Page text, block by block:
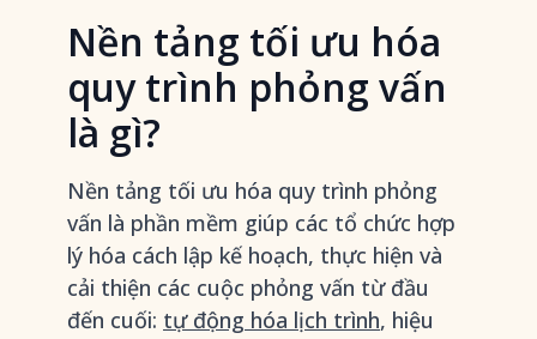
Nền tảng tối ưu hóa
quy trình phỏng vấn
là gì?
Nền tảng tối ưu hóa quy trình phỏng
vấn là phần mềm giúp các tổ chức hợp
lý hóa cách lập kế hoạch, thực hiện và
cải thiện các cuộc phỏng vấn từ đầu
đến cuối: tự động hóa lịch trình, hiệu